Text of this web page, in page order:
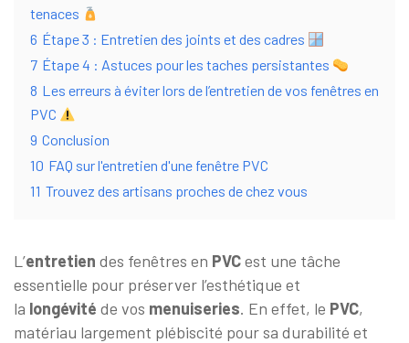
tenaces
6 Étape 3 : Entretien des joints et des cadres
7 Étape 4 : Astuces pour les taches persistantes
8 Les erreurs à éviter lors de l’entretien de vos fenêtres en
PVC
9 Conclusion
10 FAQ sur l'entretien d'une fenêtre PVC
11 Trouvez des artisans proches de chez vous
L’entretien des fenêtres en PVCest une tâche
essentielle pour préserver l’esthétique et
la longévité de vos menuiseries. En effet, le PVC,
matériau largement plébiscité pour sa durabilité et